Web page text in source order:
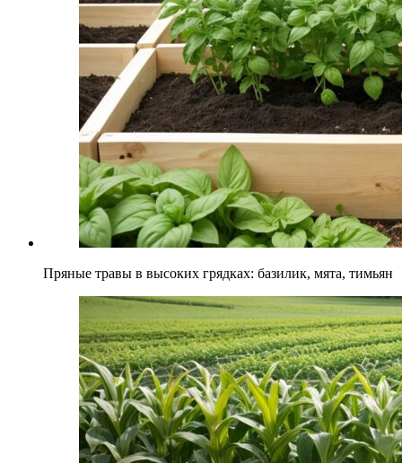
Пряные травы в высоких грядках: базилик, мята, тимьян